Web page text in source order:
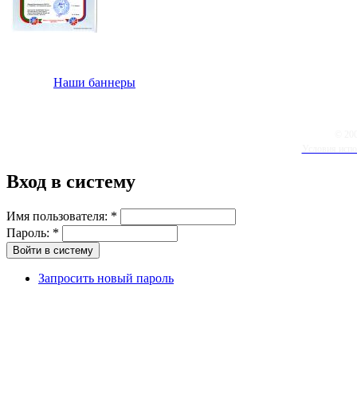
Наши баннеры
Вход в систему
Имя пользователя: *
Пароль: *
Запросить новый пароль